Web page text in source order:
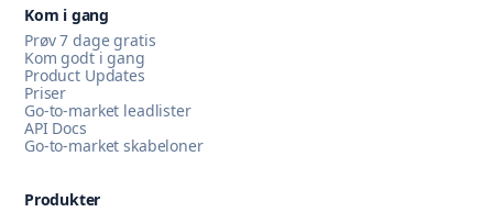
Kom i gang
Prøv 7 dage gratis
Kom godt i gang
Product Updates
Priser
Go-to-market leadlister
API Docs
Go-to-market skabeloner
Produkter